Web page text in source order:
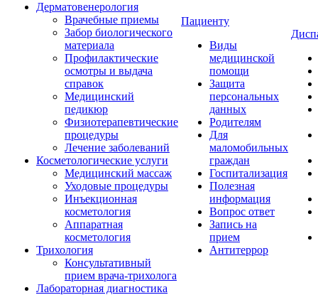
Дерматовенерология
Врачебные приемы
Забор биологического
материала
Профилактические
осмотры и выдача
справок
Медицинский
педикюр
Физиотерапевтические
процедуры
Лечение заболеваний
Косметологические услуги
Медицинский массаж
Уходовые процедуры
Инъекционная
косметология
Аппаратная
косметология
Трихология
Консультативный
прием врача-трихолога
Лабораторная диагностика
Пациенту
Виды
медицинской
помощи
Защита
персональных
данных
Родителям
Для
маломобильных
граждан
Госпитализация
Полезная
информация
Вопрос ответ
Запись на
прием
Антитеррор